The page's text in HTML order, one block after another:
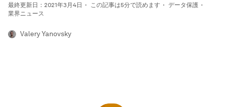
最終更新日：2021年3月4日 この記事は5分で読めます
データ保護
業界ニュース
Valery Yanovsky